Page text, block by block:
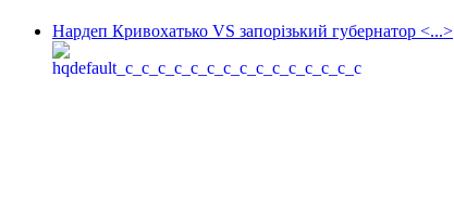
Нардеп Кривохатько VS запорізький губернатор <...>